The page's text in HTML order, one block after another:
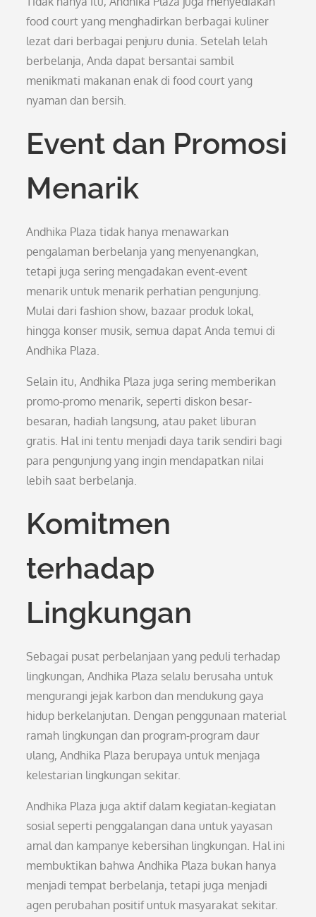
food court yang menghadirkan berbagai kuliner
lezat dari berbagai penjuru dunia. Setelah lelah
berbelanja, Anda dapat bersantai sambil
menikmati makanan enak di food court yang
nyaman dan bersih.
Event dan Promosi
Menarik
Andhika Plaza tidak hanya menawarkan
pengalaman berbelanja yang menyenangkan,
tetapi juga sering mengadakan event-event
menarik untuk menarik perhatian pengunjung.
Mulai dari fashion show, bazaar produk lokal,
hingga konser musik, semua dapat Anda temui di
Andhika Plaza.
Selain itu, Andhika Plaza juga sering memberikan
promo-promo menarik, seperti diskon besar-
besaran, hadiah langsung, atau paket liburan
gratis. Hal ini tentu menjadi daya tarik sendiri bagi
para pengunjung yang ingin mendapatkan nilai
lebih saat berbelanja.
Komitmen
terhadap
Lingkungan
Sebagai pusat perbelanjaan yang peduli terhadap
lingkungan, Andhika Plaza selalu berusaha untuk
mengurangi jejak karbon dan mendukung gaya
hidup berkelanjutan. Dengan penggunaan material
ramah lingkungan dan program-program daur
ulang, Andhika Plaza berupaya untuk menjaga
kelestarian lingkungan sekitar.
Andhika Plaza juga aktif dalam kegiatan-kegiatan
sosial seperti penggalangan dana untuk yayasan
amal dan kampanye kebersihan lingkungan. Hal ini
membuktikan bahwa Andhika Plaza bukan hanya
menjadi tempat berbelanja, tetapi juga menjadi
agen perubahan positif untuk masyarakat sekitar.